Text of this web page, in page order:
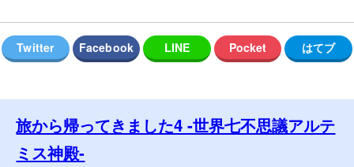
旅から帰ってきました4 -世界七不思議アルテ
ミス神殿-